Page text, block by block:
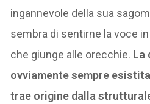
ingannevole della sua
sembra di sentirne la voce
che giunge alle orecchie. La
ovviamente sempre
trae origine dalla